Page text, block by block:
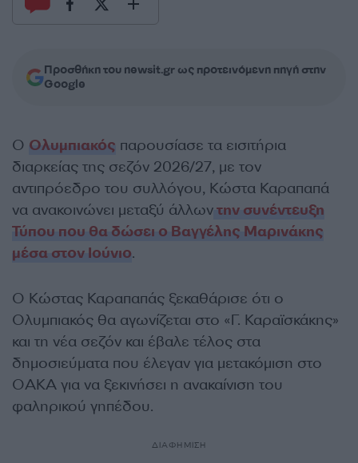
Προσθήκη του newsit.gr ως προτεινόμενη πηγή στην
Google
Ο Ολυμπιακός παρουσίασε τα εισιτήρια
διαρκείας της σεζόν 2026/27, με τον
αντιπρόεδρο του συλλόγου, Κώστα Καραπαπά
να ανακοινώνει μεταξύ άλλωντην συνέντευξη
Τύπου που θα δώσει ο Βαγγέλης Μαρινάκης
μέσα στον Ιούνιο.
Ο Κώστας Καραπαπάς ξεκαθάρισε ότι ο
Ολυμπιακός θα αγωνίζεται στο «Γ. Καραϊσκάκης»
και τη νέα σεζόν και έβαλε τέλος στα
δημοσιεύματα που έλεγαν για μετακόμιση στο
ΟΑΚΑ για να ξεκινήσει η ανακαίνιση του
φαληρικού γηπέδου.
ΔΙΑΦΗΜΙΣΗ